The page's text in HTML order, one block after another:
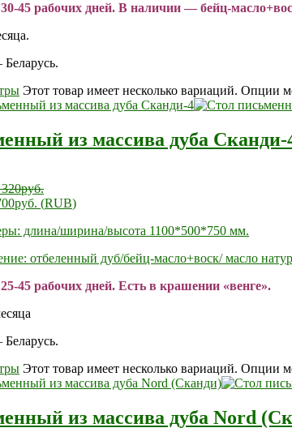
45 рабочих дней. В наличии — бейц-
Этот товар имеет несколько вариаций. Опции
из массива дуба Сканди-
руб.
руб. (RUB)
длина/ширина/высота 1100*500*750 мм.
отбеленный дуб/бейц-масло+воск/ масло
45 рабочих дней. Есть в крашении «венге».
Этот товар имеет несколько вариаций. Опции
из массива дуба Nord